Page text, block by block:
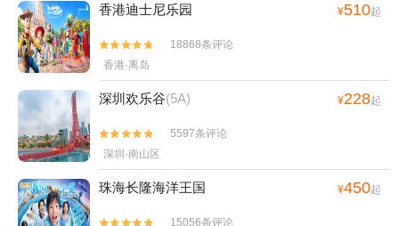
香港迪士尼乐园 ¥510起


18868条评论
香港·离岛
深圳欢乐谷(5A) ¥228起


5597条评论
深圳·南山区
珠海长隆海洋王国 ¥450起


15056条评论